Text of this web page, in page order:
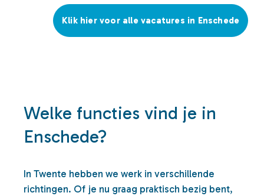
Klik hier voor alle vacatures in Enschede
Welke functies vind je in
Enschede?
In Twente hebben we werk in verschillende
richtingen. Of je nu graag praktisch bezig bent,